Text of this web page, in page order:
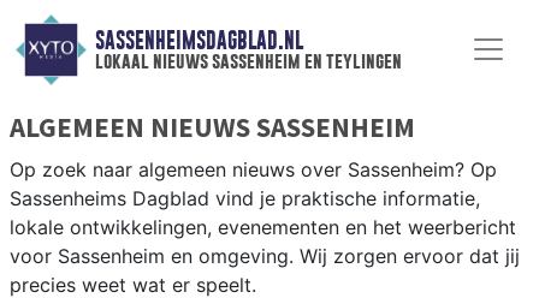
SASSENHEIMSDAGBLAD.NL
lokaal nieuws sassenheim en teylingen
ALGEMEEN NIEUWS SASSENHEIM
Op zoek naar algemeen nieuws over Sassenheim? Op
Sassenheims Dagblad vind je praktische informatie,
lokale ontwikkelingen, evenementen en het weerbericht
voor Sassenheim en omgeving. Wij zorgen ervoor dat jij
precies weet wat er speelt.